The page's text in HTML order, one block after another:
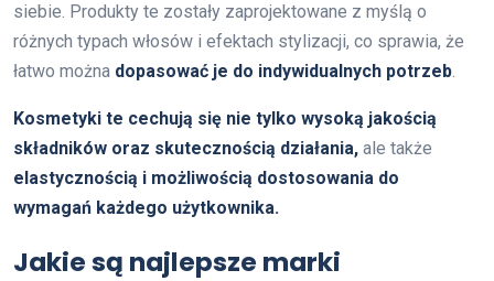
siebie. Produkty te zostały zaprojektowane z myślą o
różnych typach włosów i efektach stylizacji, co sprawia, że
łatwo można dopasować je do indywidualnych potrzeb.
Kosmetyki te cechują się nie tylko wysoką jakością
składników oraz skutecznością działania, ale także
elastycznością i możliwością dostosowania do
wymagań każdego użytkownika.
Jakie są najlepsze marki